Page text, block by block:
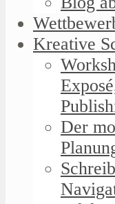
Kreative
Der